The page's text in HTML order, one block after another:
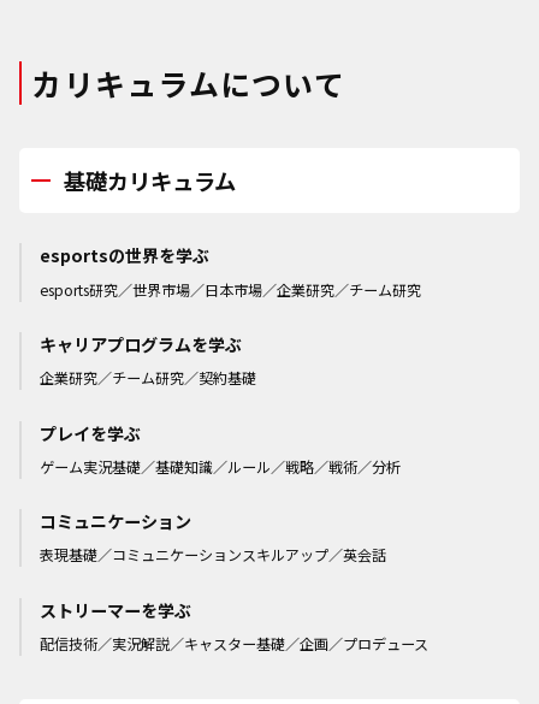
カリキュラムについて
基礎カリキュラム
esportsの世界を学ぶ
esports研究／世界市場／日本市場／企業研究／チーム研究
キャリアプログラムを学ぶ
企業研究／チーム研究／契約基礎
プレイを学ぶ
ゲーム実況基礎／基礎知識／ルール／戦略／戦術／分析
コミュニケーション
表現基礎／コミュニケーションスキルアップ／英会話
ストリーマーを学ぶ
配信技術／実況解説／キャスター基礎／企画／プロデュース